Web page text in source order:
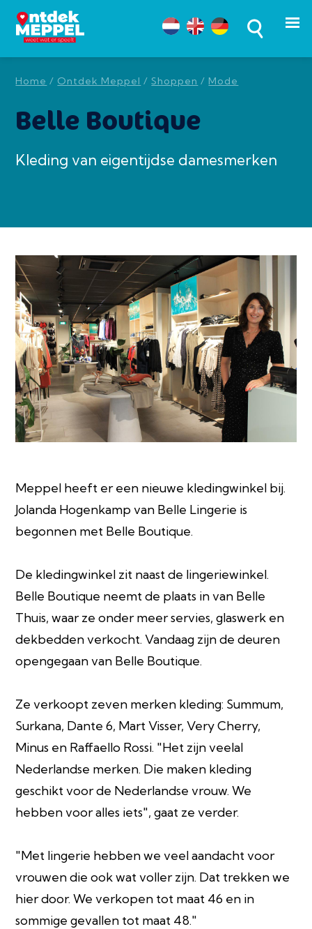
Home / Ontdek Meppel /Shoppen / Mode
Belle Boutique
Kleding van eigentijdse damesmerken
Meppel heeft er een nieuwe kledingwinkel bij.
Jolanda Hogenkamp van Belle Lingerie is
begonnen met Belle Boutique.
De kledingwinkel zit naast de lingeriewinkel.
Belle Boutique neemt de plaats in van Belle
Thuis, waar ze onder meer servies, glaswerk en
dekbedden verkocht. Vandaag zijn de deuren
opengegaan van Belle Boutique.
Ze verkoopt zeven merken kleding: Summum,
Surkana, Dante 6, Mart Visser, Very Cherry,
Minus en Raffaello Rossi. "Het zijn veelal
Nederlandse merken. Die maken kleding
geschikt voor de Nederlandse vrouw. We
hebben voor alles iets", gaat ze verder.
"Met lingerie hebben we veel aandacht voor
vrouwen die ook wat voller zijn. Dat trekken we
hier door. We verkopen tot maat 46 en in
sommige gevallen tot maat 48."